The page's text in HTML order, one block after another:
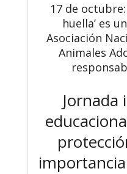
17 de
huella’ es
Asociación
Animales